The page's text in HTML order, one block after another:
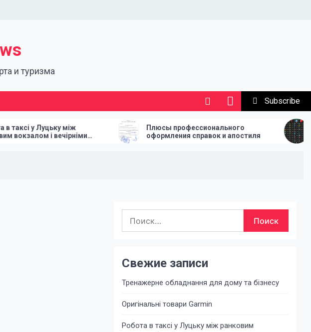
и туризма
Subscribe
між
вечірніми
Плюсы профессионального
оформления справок и апостиля
How League
Every
Свежие записи
Тренажерне обладнання для дому та бізнесу
Оригінальні товари Garmin
Робота в таксі у Луцьку між ранковим